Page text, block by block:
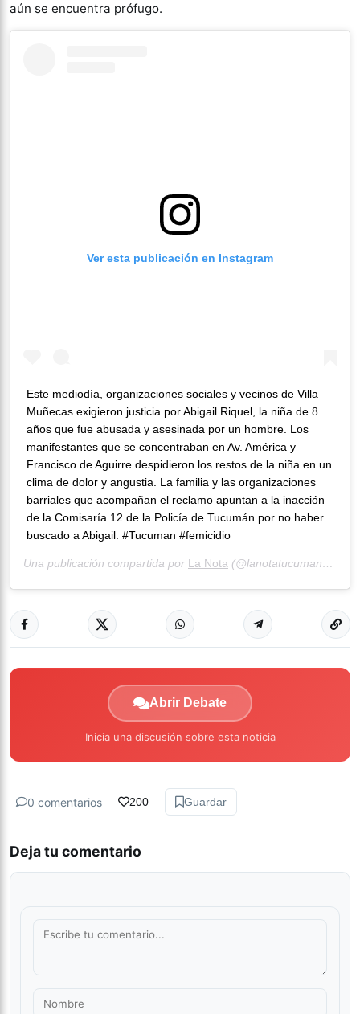
aún se encuentra prófugo.
Ver esta publicación en Instagram
Este mediodía, organizaciones sociales y vecinos de Villa
Muñecas exigieron justicia por Abigail Riquel, la niña de 8
años que fue abusada y asesinada por un hombre. Los
manifestantes que se concentraban en Av. América y
Francisco de Aguirre despidieron los restos de la niña en un
clima de dolor y angustia. La familia y las organizaciones
barriales que acompañan el reclamo apuntan a la inacción
de la Comisaría 12 de la Policía de Tucumán por no haber
buscado a Abigail. #Tucuman #femicidio
Una publicación compartida por La Nota (@lanotatucuman) el
Abrir Debate
Inicia una discusión sobre esta noticia
0 comentarios 200 Guardar
Deja tu comentario